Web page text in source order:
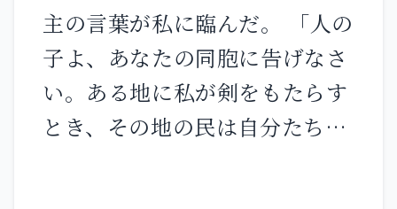
その林に火を放ち 火はその周り
をすべて焼き尽くす。」 主はこ
う言われる。ユダの王の宮殿に
下り、そこでこの言葉を語りな
子ヨシヤを代わりに王とした。
アモンの行った他の事績、それ
らは『ユダの王の歴代誌』に記
されているとおりである。 彼は
主の言葉が私に臨んだ。 「人の
子よ、あなたの同胞に告げなさ
い。ある地に私が剣をもたらす
とき、その地の民は自分たちの